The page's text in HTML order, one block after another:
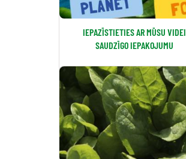
IEPAZĪSTIETIES AR MŪSU VIDEI
SAUDZĪGO IEPAKOJUMU